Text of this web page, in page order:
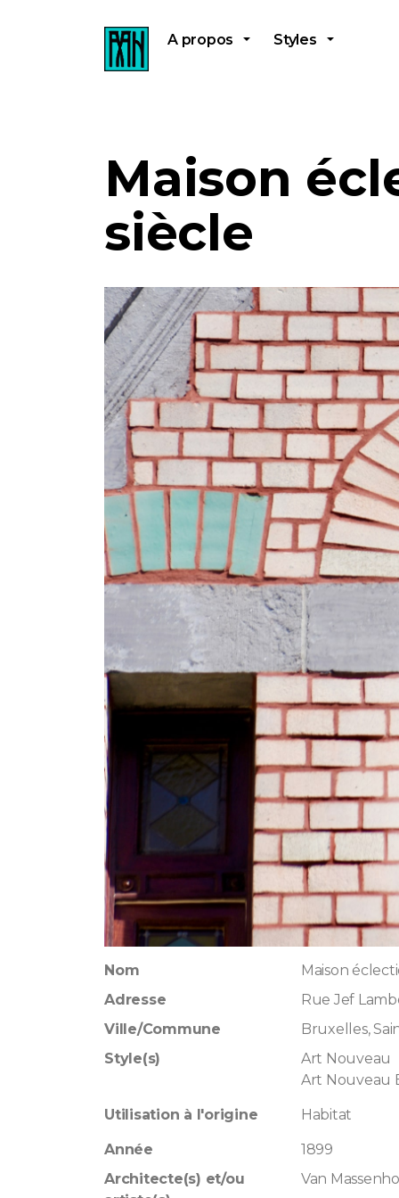
A propos Styles
Maison
siècle
Nom
Maison
Adresse
Rue Jef
Ville/Commune
Bruxelles,
Style(s)
Art Nouveau
Art Nouveau
Utilisation à l'origine Habitat
Année
1899
Architecte(s) et/ou
Van